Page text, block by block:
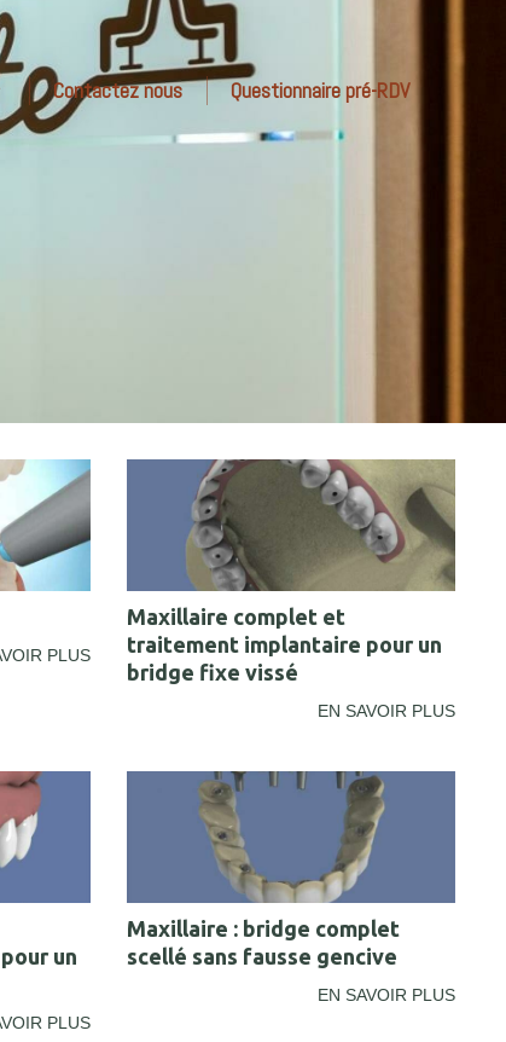
Contactez nous Questionnaire pré-RDV
PLUS
Maxillaire complet et
traitement implantaire pour un
bridge fixe vissé
EN SAVOIR PLUS
un
PLUS
Maxillaire : bridge complet
scellé sans fausse gencive
EN SAVOIR PLUS